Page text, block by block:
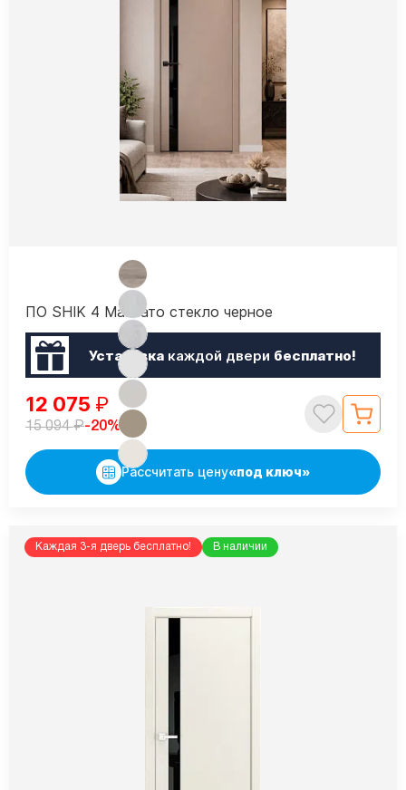
ПО SHIK 4 Макиато стекло черное
Установкакаждой двери бесплатно!
12 075 ₽
15 094₽-20%
Рассчитать цену«под ключ»
Каждая 3-я дверь бесплатно! В наличии